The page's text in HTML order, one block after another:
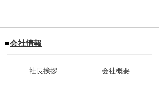
■会社情報
社長挨拶 会社概要